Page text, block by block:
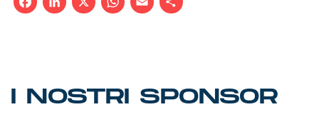
I NOSTRI SPONSOR